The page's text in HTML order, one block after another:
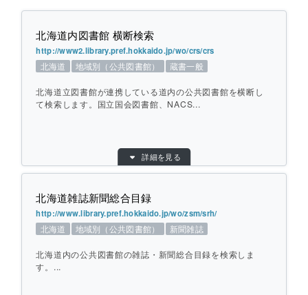
個別ページを開く
URL： http://alc.opac.jp/
提供元： Art Libraries' Consortium
対象館数： 9
地域： その他
横断方式： 対象館のデータベースを横断して検索
ひとこと紹介：
美術図書館連絡会加盟館を横断して検索し
個別ページを開く
北海道内図書館 横断検索
http://www2.library.pref.hokkaido.jp/wo/crs/crs
北海道 地域別（公共図書館） 蔵書一般
北海道立図書館が連携している道内の公共図書館を横断し
て検索します。国立国会図書館、NACS...
蔵書一般
crs
地域： 北海道
ひとこと紹介：
北海道立図書館が連携している道内の公共
図書館を横断して検索します。国立国会図
詳細を見る
北海道雑誌新聞総合目録
http://www.library.pref.hokkaido.jp/wo/zsm/srh/
北海道 地域別（公共図書館） 新聞雑誌
北海道内の公共図書館の雑誌・新聞総合目録を検索しま
す。...